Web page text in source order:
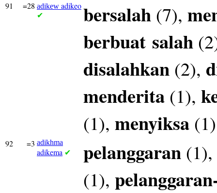
91 =28 adikew adikeo
✔ bersalah (7),
berbuat salah
disalahkan (2),
menderita (1),
(1), menyiksa
92 =3 adikhma
adikema ✔ pelanggaran (1),
(1),